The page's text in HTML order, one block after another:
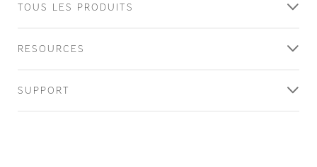
TOUS LES PRODUITS
RESOURCES
SUPPORT